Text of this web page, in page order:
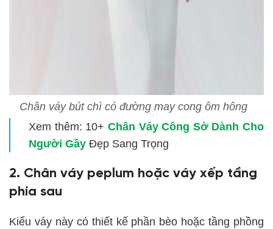
Chân váy bút chì có đường may cong ôm hông
Xem thêm: 10+ Chân Váy Công Sở Dành Cho
Người Gầy Đẹp Sang Trọng
2. Chân váy peplum hoặc váy xếp tầng
phía sau
Kiểu váy này có thiết kế phần bèo hoặc tầng phồng